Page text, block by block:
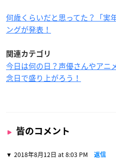
何歳くらいだと思ってた？「実
ングが発表！
関連カテゴリ
今日は何の日？声優さんやアニ
念日で盛り上がろう！
皆のコメント
2018年8月12日 at 8:03 PM 返信